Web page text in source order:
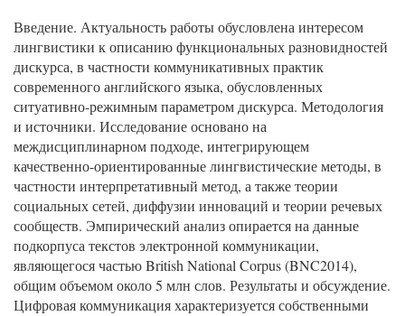
Введение. Актуальность работы обусловлена интересом
лингвистики к описанию функциональных разновидностей
дискурса, в частности коммуникативных практик
современного английского языка, обусловленных
ситуативно-режимным параметром дискурса. Методология
и источники. Исследование основано на
междисциплинарном подходе, интегрирующем
качественно-ориентированные лингвистические методы, в
частности интерпретативный метод, а также теории
социальных сетей, диффузии инноваций и теории речевых
сообществ. Эмпирический анализ опирается на данные
подкорпуса текстов электронной коммуникации,
являющегося частью British National Corpus (BNC2014),
общим объемом около 5 млн слов. Результаты и обсуждение.
Цифровая коммуникация характеризуется собственными